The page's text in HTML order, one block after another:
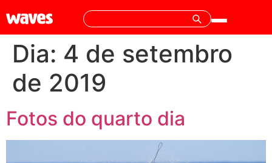
Dia: 4 de setembro
de 2019
Fotos do quarto dia